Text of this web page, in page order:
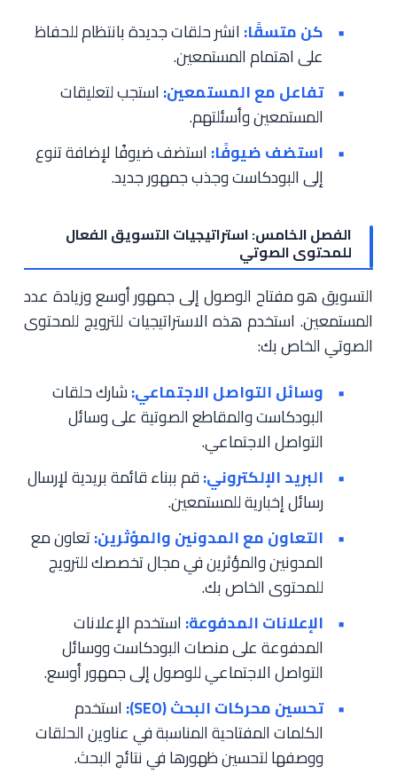
كن متسقًا: انشر حلقات جديدة بانتظام للحفاظ
على اهتمام المستمعين.
تفاعل مع المستمعين: استجب لتعليقات
المستمعين وأسئلتهم.
استضف ضيوفًا: استضف ضيوفًا لإضافة تنوع
إلى البودكاست وجذب جمهور جديد.
الفصل الخامس: استراتيجيات التسويق الفعال
للمحتوى الصوتي
التسويق هو مفتاح الوصول إلى جمهور أوسع وزيادة عدد
المستمعين. استخدم هذه الاستراتيجيات للترويج للمحتوى
الصوتي الخاص بك:
وسائل التواصل الاجتماعي:شارك حلقات
البودكاست والمقاطع الصوتية على وسائل
التواصل الاجتماعي.
البريد الإلكتروني:قم ببناء قائمة بريدية لإرسال
رسائل إخبارية للمستمعين.
التعاون مع المدونين والمؤثرين:تعاون مع
المدونين والمؤثرين في مجال تخصصك للترويج
للمحتوى الخاص بك.
الإعلانات المدفوعة: استخدم الإعلانات
المدفوعة على منصات البودكاست ووسائل
التواصل الاجتماعي للوصول إلى جمهور أوسع.
تحسين محركات البحث (SEO):
استخدم
الكلمات المفتاحية المناسبة في عناوين الحلقات
ووصفها لتحسين ظهورها في نتائج البحث.